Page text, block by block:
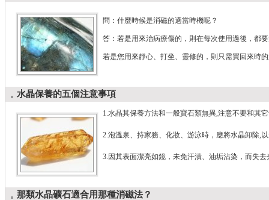
問：什麼時候是消磁的適當時機呢？
答：若是用來治病療傷的，則在每次使用過後，都
若是您用來靜心、打坐、靈修的，則只需買回來時
水晶保養的五個注意事項
1.水晶其保養方法和一般寶石類無異,注意不要和其
2.泡溫泉、持家務、化妝、游泳時，應將水晶卸除,
3.因其表面潔亮如鏡，未免汗漬、油垢沾染，而失
那類水晶礦石適合用那種消磁法？